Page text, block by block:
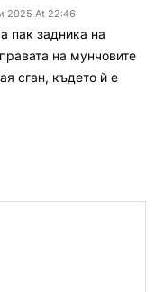
2025 At 22:46
пак задника на
на мунчовите
сган, където й е